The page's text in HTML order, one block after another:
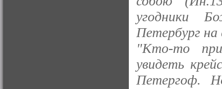
угодники
Петербург на
"Кто-то
увидеть
Петергоф.